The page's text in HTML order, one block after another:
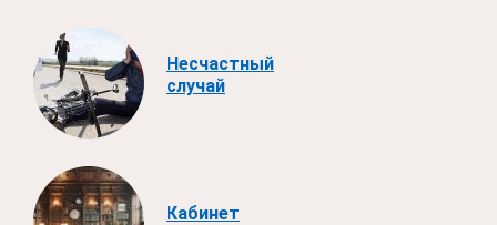
Несчастный
случай
Кабинет